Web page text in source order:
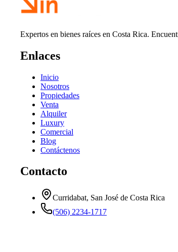
Expertos en bienes raíces en Costa Rica.
Enlaces
Inicio
Nosotros
Propiedades
Venta
Alquiler
Luxury
Comercial
Blog
Contáctenos
Contacto
Curridabat, San José de Costa Rica
(506) 2234-1717